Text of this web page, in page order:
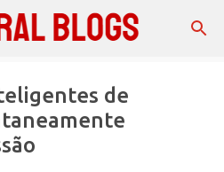
conteúdo principal
de